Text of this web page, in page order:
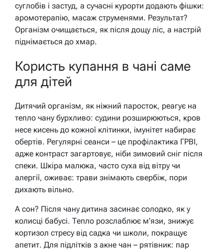
суглобів і застуд, а сучасні курорти додають фішки:
аромотерапію, масаж струменями. Результат?
Організм очищається, як після дощу ліс, а настрій
піднімається до хмар.
Користь купання в чані саме
для дітей
Дитячий організм, як ніжний паросток, реагує на
тепло чану бурхливо: судини розширюються, кров
несе кисень до кожної клітинки, імунітет набирає
обертів. Регулярні сеанси – це профілактика ГРВІ,
адже контраст загартовує, ніби зимовий сніг після
спеки. Шкіра малюка, часто суха від вітру чи
алергії, оживає: трави знімають свербіж, пори
дихають вільно.
А сон? Після чану дитина засинає солодко, як у
колисці бабусі. Тепло розслаблює м’язи, знижує
кортизол стресу від садка чи школи, покращує
апетит. Для підлітків з акне чан – рятівник: пар